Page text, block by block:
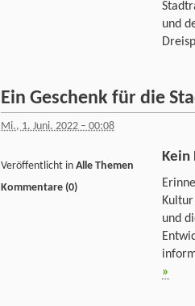
und
Ein Geschenk für die
Mi., 1. Juni. 2022 – 00:08
Kein
und
»
Veröffentlicht in Alle Themen
Kommentare (0)